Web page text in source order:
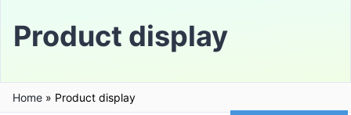
Product display
Home » Product display